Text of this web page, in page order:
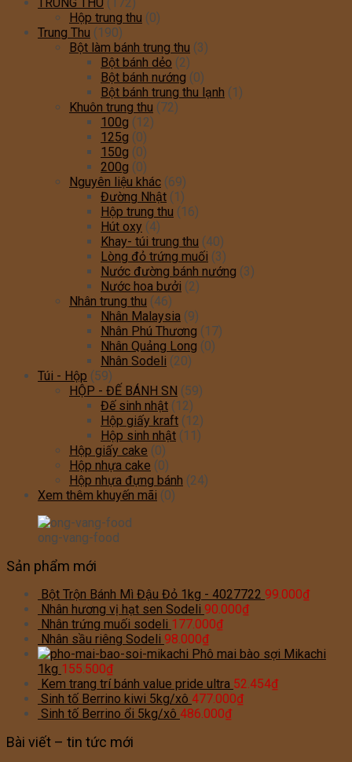
Hộp trung thu (0)
Trung Thu (190)
Bột làm bánh trung thu (3)
Bột bánh dẻo (2)
Bột bánh nướng (0)
Bột bánh trung thu lạnh (1)
Khuôn trung thu (72)
100g (12)
125g (0)
150g (0)
200g (0)
Nguyên liệu khác (69)
Đường Nhật (1)
Hộp trung thu (16)
Hút oxy (4)
Khay- túi trung thu (40)
Lòng đỏ trứng muối (3)
Nước đường bánh nướng (3)
Nước hoa bưởi (2)
Nhân trung thu (46)
Nhân Malaysia (9)
Nhân Phú Thương (17)
Nhân Quảng Long (0)
Nhân Sodeli (20)
Túi - Hộp (59)
HỘP - ĐẾ BÁNH SN (59)
Đế sinh nhật (12)
Hộp giấy kraft (12)
Hộp sinh nhật (11)
Hộp giấy cake (0)
Hộp nhựa cake (0)
Hộp nhựa đựng bánh (24)
Xem thêm khuyến mãi (0)
ong-vang-food
Sản phẩm mới
Bột Trộn Bánh Mì Đậu Đỏ 1kg - 4027722 99.000₫
Nhân hương vị hạt sen Sodeli 90.000₫
Nhân trứng muối sodeli 177.000₫
Nhân sầu riêng Sodeli 98.000₫
Phô mai bào sợi Mikachi
1kg 155.500₫
Kem trang trí bánh value pride ultra 52.454₫
Sinh tố Berrino kiwi 5kg/xô 477.000₫
Sinh tố Berrino ổi 5kg/xô 486.000₫
Bài viết – tin tức mới